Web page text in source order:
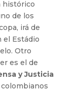
histórico
de los
irá de
Estádio
Otro
es el de
y Justicia